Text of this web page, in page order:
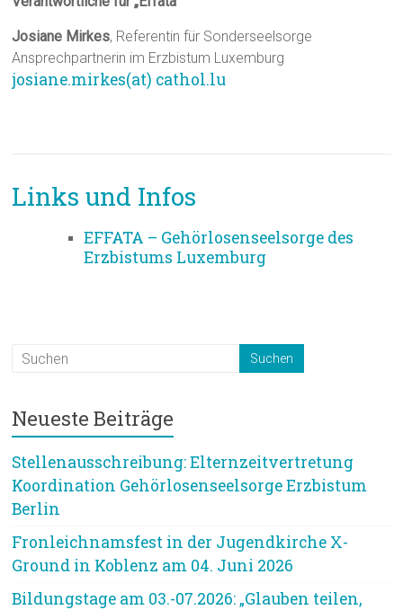
Josiane Mirkes, Referentin für Sonderseelsorge
Ansprechpartnerin im Erzbistum Luxemburg
josiane.mirkes(at) cathol.lu
Links und Infos
EFFATA – Gehörlosenseelsorge des
Erzbistums Luxemburg
Neueste Beiträge
Stellenausschreibung: Elternzeitvertretung
Koordination Gehörlosenseelsorge Erzbistum
Berlin
Fronleichnamsfest in der Jugendkirche X-
Ground in Koblenz am 04. Juni 2026
Bildungstage am 03.-07.2026: „Glauben teilen,